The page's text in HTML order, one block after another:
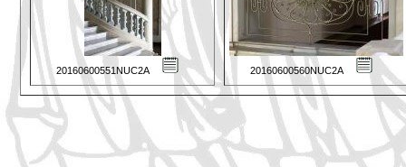
20160600551NUC2A 20160600560NUC2A